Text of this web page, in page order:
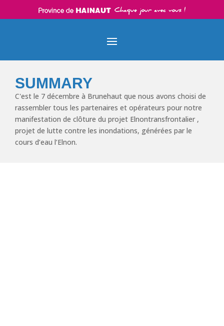
Panneau de gestion des cookies
to
à
SUMMARY
C'est le 7 décembre à Brunehaut que nous avons choisi de
rassembler tous les partenaires et opérateurs pour notre
manifestation de clôture du projet Elnontransfrontalier ,
projet de lutte contre les inondations, générées par le
cours d’eau l’Elnon.